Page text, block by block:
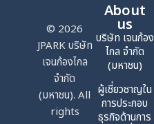
© 2026
JPARK บริษัท
เจนก้องไกล
จำกัด
(มหาชน). All
rights
About
us
บริษัท เจนก้อง
ไกล จำกัด
(มหาชน)
ผู้เชี่ยวชาญใน
การประกอบ
ธุรกิจด้านการ